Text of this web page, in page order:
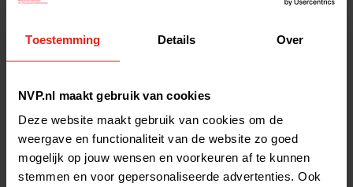
Toestemming Details Over
NVP.nl maakt gebruik van cookies
Deze website maakt gebruik van cookies om de
weergave en functionaliteit van de website zo goed
mogelijk op jouw wensen en voorkeuren af te kunnen
stemmen en voor gepersonaliseerde advertenties. Ook
Het Financiële
discussies en nadruk op
2020-05-15 14:05:11
Originele
publicatiedatum:
01/03/2017 In aanloop